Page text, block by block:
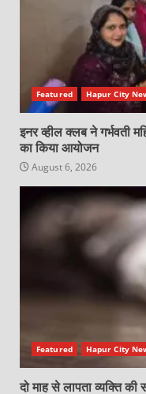
Featured Hapur City
इनर व्हील क्लब ने गर्भवती
का किया आयोजन
August 6, 2026
Featured Hapur City
दो माह से लापता व्यक्ति